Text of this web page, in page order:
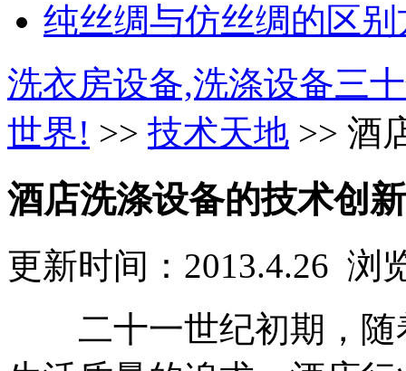
纯丝绸与仿丝绸的区别
洗衣房设备,洗涤设备三
世界! >> 技术天地 >> 酒
酒店洗涤设备的技术创
更新时间：2013.4.26 浏
二十一世纪初期，随